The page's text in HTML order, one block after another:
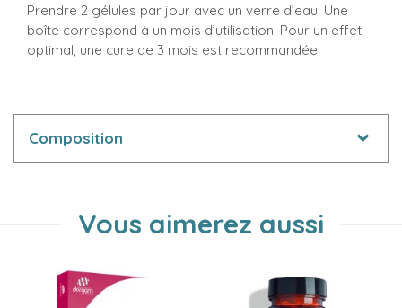
Prendre 2 gélules par jour avec un verre d’eau. Une
boîte correspond à un mois d’utilisation. Pour un effet
optimal, une cure de 3 mois est recommandée.
Composition
Vous aimerez aussi